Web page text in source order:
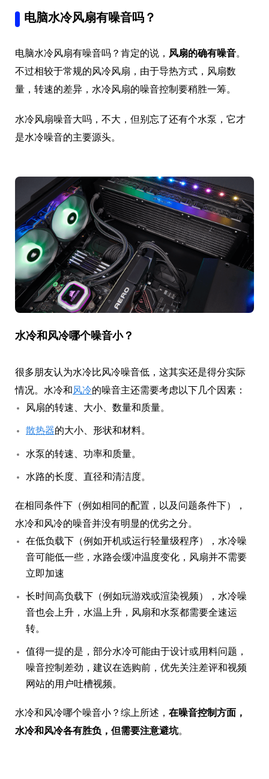
电脑水冷风扇有噪音吗？
电脑水冷风扇有噪音吗？肯定的说， 风扇的确有噪音。
不过相较于常规的风冷风扇，由于导热方式，风扇数
量，转速的差异，水冷风扇的噪音控制要稍胜一筹。
水冷风扇噪音大吗，不大，但别忘了还有个水泵，它才
是水冷噪音的主要源头。
水冷和风冷哪个噪音小？
很多朋友认为水冷比风冷噪音低，这其实还是得分实际
情况。水冷和风冷的噪音主还需要考虑以下几个因素：
风扇的转速、大小、数量和质量。
散热器的大小、形状和材料。
水泵的转速、功率和质量。
水路的长度、直径和清洁度。
在相同条件下（例如相同的配置，以及问题条件下），
水冷和风冷的噪音并没有明显的优劣之分。
在低负载下（例如开机或运行轻量级程序），水冷噪
音可能低一些，水路会缓冲温度变化，风扇并不需要
立即加速
长时间高负载下（例如玩游戏或渲染视频），水冷噪
音也会上升，水温上升，风扇和水泵都需要全速运
转。
值得一提的是，部分水冷可能由于设计或用料问题，
噪音控制差劲，建议在选购前，优先关注差评和视频
网站的用户吐槽视频。
水冷和风冷哪个噪音小？综上所述， 在噪音控制方面，
水冷和风冷各有胜负，但需要注意避坑。